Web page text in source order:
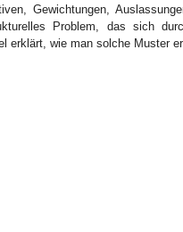
Gewichtungen,
Problem, das sich
erklärt, wie man solche Muster